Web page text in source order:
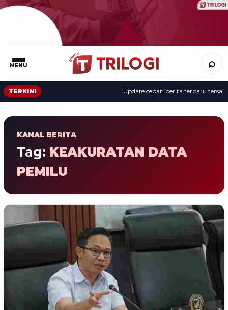
MENU ⌕
TERKINI Update cepat: berita terbaru tersaji
KANAL BERITA
Tag: KEAKURATAN DATA
PEMILU